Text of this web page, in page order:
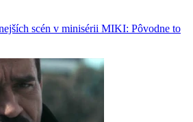
scén v minisérii MIKI: Pôvodne to